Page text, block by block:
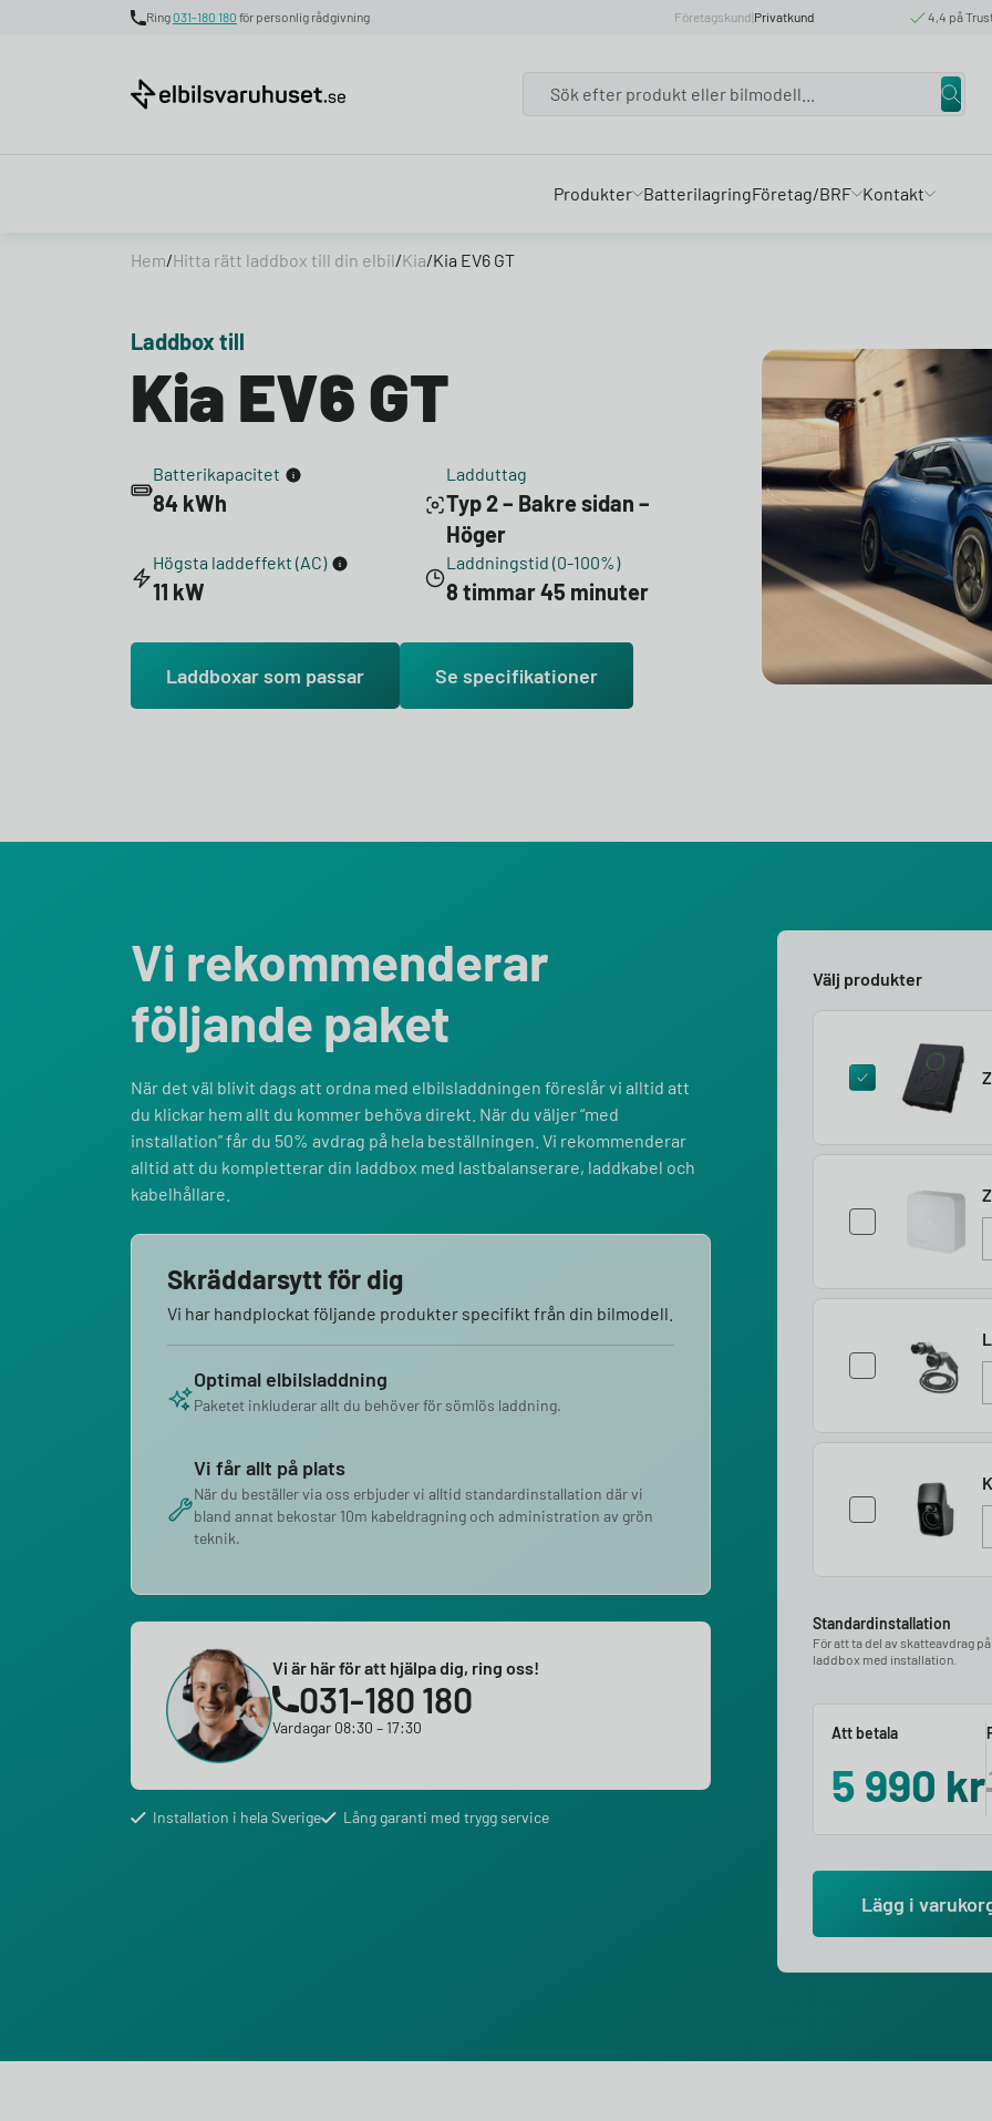
Ring031-180 180 för personlig rådgivning Företagskund|Privatkund 4,4 på
Produkter BatterilagringFöretag/BRF Kontakt
Hem/Hitta rätt laddbox till din elbil/Kia/Kia EV6 GT
Laddbox till
Kia EV6 GT
Batterikapacitet
84 kWh
Ladduttag
Typ 2 – Bakre sidan –
Höger
Högsta laddeffekt (AC)
11 kW
Laddningstid (0-100%)
8 timmar 45 minuter
Laddboxar som passar Se specifikationer
Vi rekommenderar
följande paket
När det väl blivit dags att ordna med elbilsladdningen föreslår vi alltid att
du klickar hem allt du kommer behöva direkt. När du väljer “med
installation” får du 50% avdrag på hela beställningen. Vi rekommenderar
alltid att du kompletterar din laddbox med lastbalanserare, laddkabel och
kabelhållare.
Skräddarsytt för dig
Vi har handplockat följande produkter specifikt från din bilmodell.
Optimal elbilsladdning
Paketet inkluderar allt du behöver för sömlös laddning.
Vi får allt på plats
När du beställer via oss erbjuder vi alltid standardinstallation där vi
bland annat bekostar 10m kabeldragning och administration av grön
teknik.
Vi är här för att hjälpa dig, ring oss!
031-180 180
Vardagar 08:30 – 17:30
Installation i hela Sverige Lång garanti med trygg service
Välj produkter
Standardinstallation
För att ta del av skatteavdrag
laddbox med installation.
Att betala
5 990 kr
Lägg i